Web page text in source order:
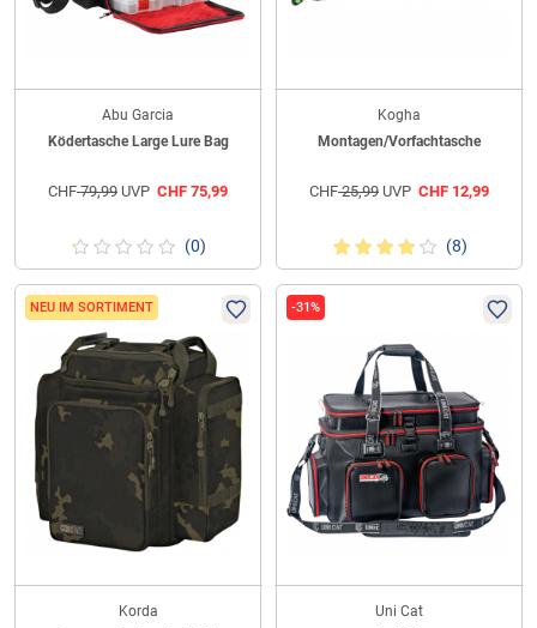
Abu Garcia
Ködertasche Large Lure Bag
CHF79,99 UVP CHF 75,99
(0)
Kogha
Montagen/Vorfachtasche
CHF25,99 UVP CHF 12,99
(8)
NEU IM SORTIMENT
Korda
-31%
Uni Cat